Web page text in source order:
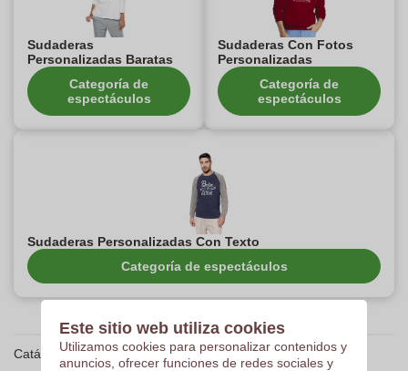
Sudaderas
Personalizadas Baratas
Categoría de
espectáculos
Sudaderas Con Fotos
Personalizadas
Categoría de
espectáculos
Sudaderas Personalizadas Con Texto
Categoría de espectáculos
Catálogo de aduanas para estudiantes
Este sitio web utiliza cookies
Utilizamos cookies para personalizar contenidos y
anuncios, ofrecer funciones de redes sociales y